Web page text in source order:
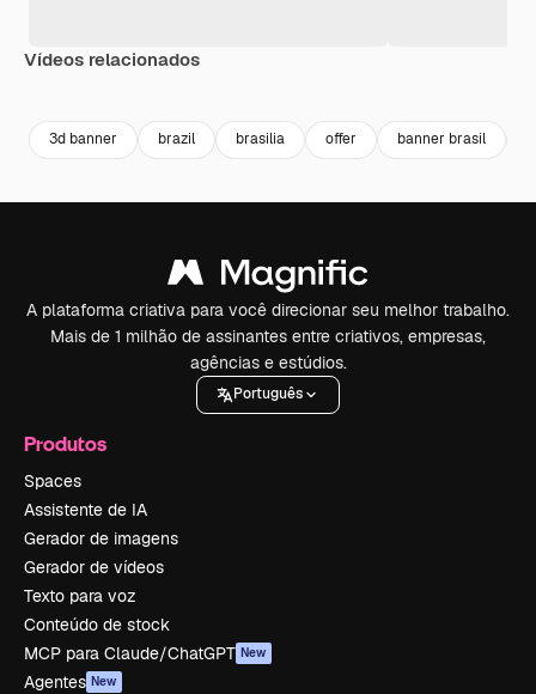
Vídeos relacionados
3d banner brazil brasilia offer banner brasil
A plataforma criativa para você direcionar seu melhor trabalho.
Mais de 1 milhão de assinantes entre criativos, empresas,
agências e estúdios.
Português
Produtos
Spaces
Assistente de IA
Gerador de imagens
Gerador de vídeos
Texto para voz
Conteúdo de stock
MCP para Claude/ChatGPT New
Agentes New